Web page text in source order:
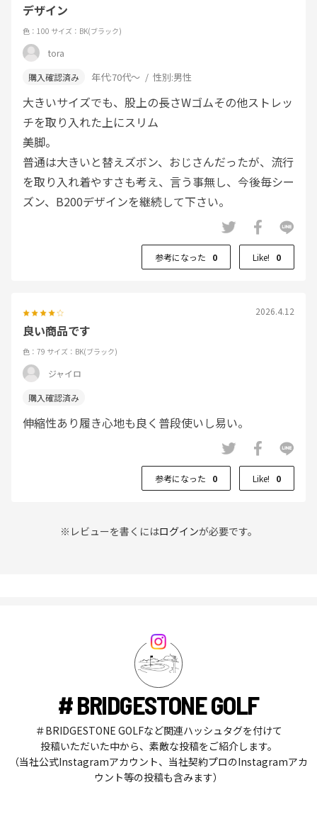
デザイン
色：100 サイズ：BK(ブラック)
tora
年代:70代～ 性別:男性
大きいサイズでも、股上の長さWゴムその他ストレッ
チを取り入れた上にスリム
美脚。
普通は大きいと替えズボン、おじさんだったが、流行
を取り入れ着やすさも考え、言う事無し、今後毎シー
ズン、B200デザインを継続して下さい。
参考になった 0 Like! 0
2026.4.12
良い商品です
色：79 サイズ：BK(ブラック)
ジャイロ
伸縮性あり履き心地も良く普段使いし易い。
参考になった 0 Like! 0
※レビューを書くにはログインが必要です。
# BRIDGESTONE GOLF
＃BRIDGESTONE GOLFなど関連ハッシュタグを付けて
投稿いただいた中から、素敵な投稿をご紹介します。
（当社公式Instagramアカウント、当社契約プロのInstagramアカ
ウント等の投稿も含みます）